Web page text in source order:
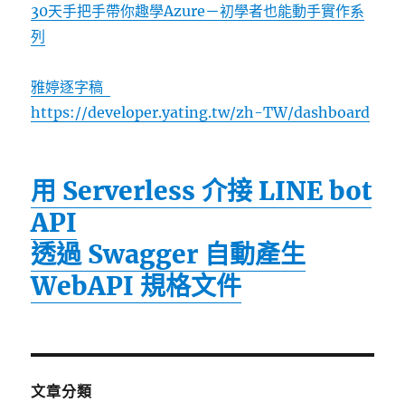
30天手把手帶你趣學Azure－初學者也能動手實作系
列
雅婷逐字稿
https://developer.yating.tw/zh-TW/dashboard
用 Serverless 介接 LINE bot
API
透過 Swagger 自動產生
WebAPI 規格文件
文章分類